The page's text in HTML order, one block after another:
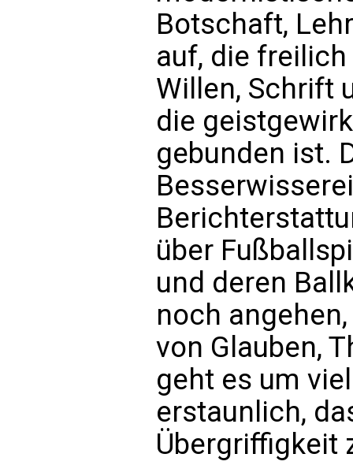
Botschaft,
auf, die
Willen, Schrift
die
gebunden ist.
über
und deren
noch
von Glauben,
geht es um
erstaunlich,
Übergriffigkeit